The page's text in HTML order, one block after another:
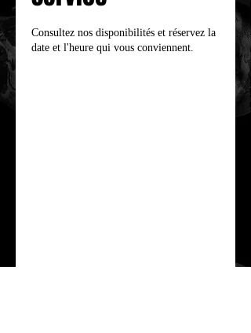
Consultez nos disponibilités et réservez la
date et l'heure qui vous conviennent.